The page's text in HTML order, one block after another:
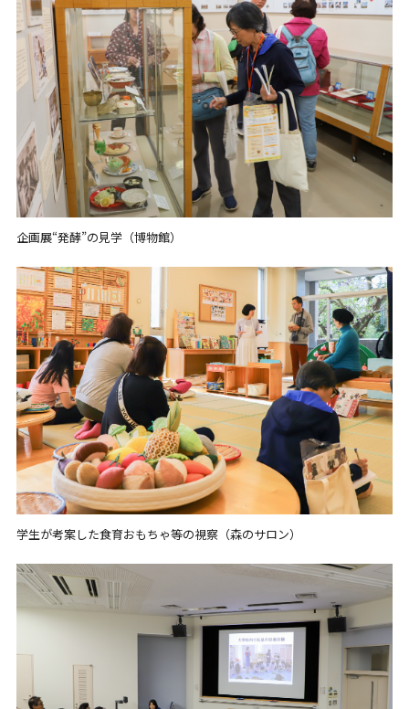
企画展“発酵”の見学（博物館）
学生が考案した食育おもちゃ等の視察（森のサロン）